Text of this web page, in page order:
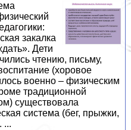
закалка
Дети
чтению, письму,
(хоровое
военно – физическим
традиционной
существовала
система (бег, прыжки,
...